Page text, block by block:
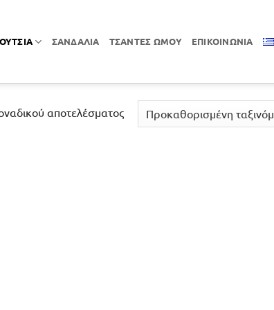
ΣΑΝΔΆΛΙΑ ΤΣΆΝΤΕΣ ΏΜΟΥ ΕΠΙΚΟΙΝΩΝΊΑ
αποτελέσματος